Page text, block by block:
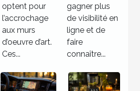
optent pour
l’accrochage
aux murs
d’oeuvre d’art.
Ces...
gagner plus
de visibilité en
ligne et de
faire
connaître...